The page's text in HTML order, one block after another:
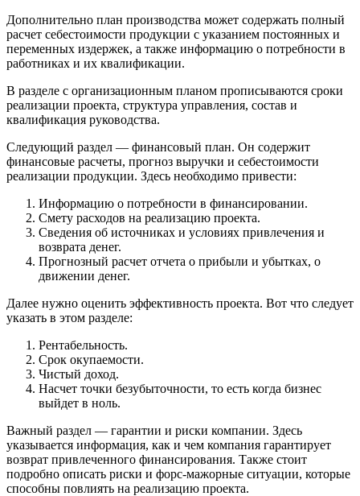
Дополнительно план производства может содержать полный
расчет себестоимости продукции с указанием постоянных и
переменных издержек, а также информацию о потребности в
работниках и их квалификации.
В разделе с организационным планом прописываются сроки
реализации проекта, структура управления, состав и
квалификация руководства.
Следующий раздел — финансовый план. Он содержит
финансовые расчеты, прогноз выручки и себестоимости
реализации продукции. Здесь необходимо привести:
Информацию о потребности в финансировании.
Смету расходов на реализацию проекта.
Сведения об источниках и условиях привлечения и
возврата денег.
Прогнозный расчет отчета о прибыли и убытках, о
движении денег.
Далее нужно оценить эффективность проекта. Вот что следует
указать в этом разделе:
Рентабельность.
Cрок окупаемости.
Чистый доход.
Hасчет точки безубыточности, то есть когда бизнес
выйдет в ноль.
Важный раздел — гарантии и риски компании. Здесь
указывается информация, как и чем компания гарантирует
возврат привлеченного финансирования. Также стоит
подробно описать риски и форс-мажорные ситуации, которые
способны повлиять на реализацию проекта.